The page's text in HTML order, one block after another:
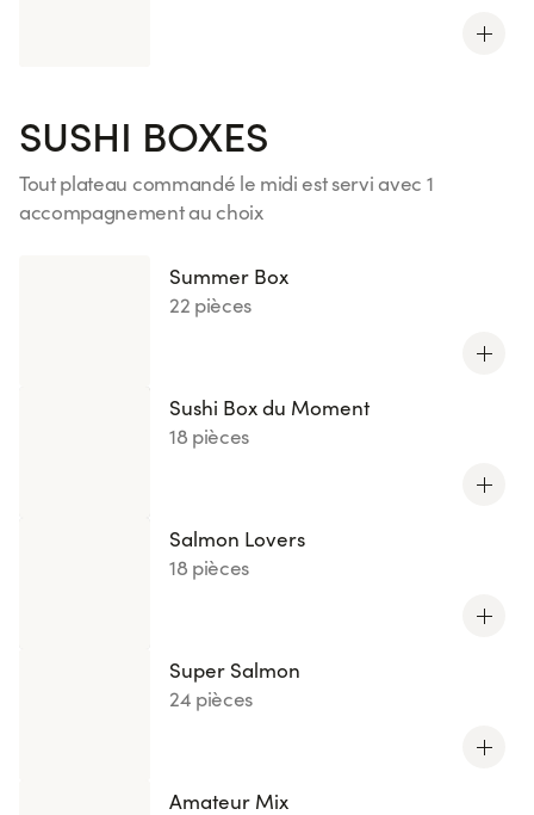
SUSHI BOXES
Tout plateau commandé le midi est servi avec 1
accompagnement au choix
Summer Box
22 pièces
Sushi Box du Moment
18 pièces
Salmon Lovers
18 pièces
Super Salmon
24 pièces
Amateur Mix